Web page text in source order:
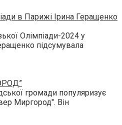
в Парижі Ірина Геращенко
Олімпіади-2024 у
підсумувала
громади популяризує
Миргород". Він